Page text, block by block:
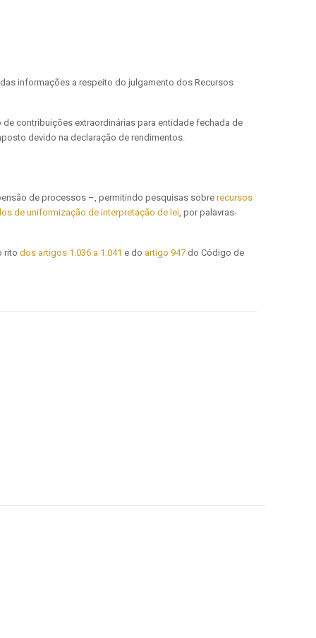
informações a respeito do julgamento dos Recursos
contribuições extraordinárias para entidade fechada de
devido na declaração de rendimentos.
de processos –, permitindo pesquisas sobre recursos
de uniformização de interpretação de lei, por palavras-
rito dos artigos 1.036 a 1.041 e do artigo 947 do Código de